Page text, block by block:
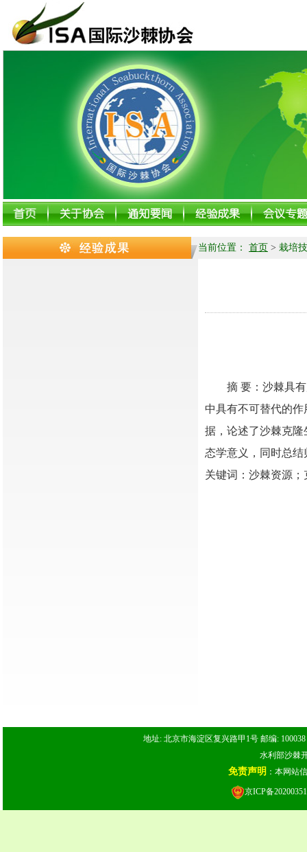
当前位置： 首页 > 栽培
摘 要：沙棘具
中具有不可替代的
据，论述了沙棘克
态学意义，同时总
关键词：沙棘资源
地址: 北京市海淀区复兴路甲1号 邮编:
水利部沙棘
免责声明 ：本网站
京ICP备